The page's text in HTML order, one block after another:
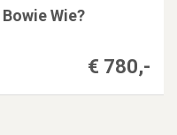
Wie?
€ 780,-